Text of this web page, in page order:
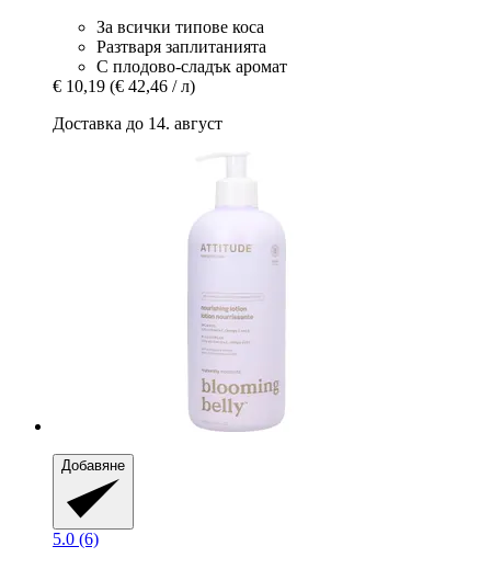
За всички типове коса
Разтваря заплитанията
С плодово-сладък аромат
€ 10,19 (€ 42,46 / л)
Доставка до 14. август
Добавяне
5.0 (6)